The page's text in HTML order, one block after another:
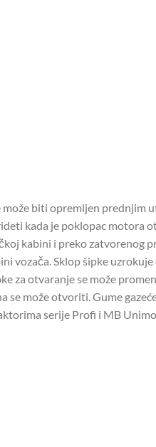
biti opremljen prednjim
kada je poklopac motora
kabini i preko zatvorenog
vozača. Sklop šipke uzrokuje
za otvaranje se može
se može otvoriti. Gume
serije Profi i MB